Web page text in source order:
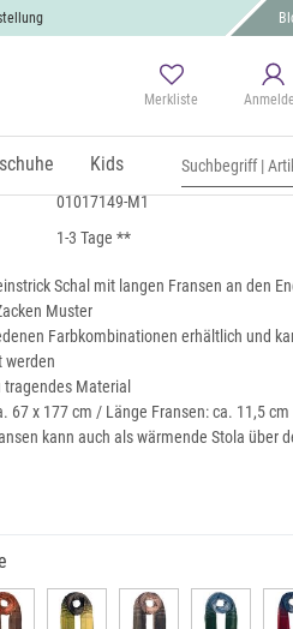
Merkliste
Kids
Zick-Zack gestreift
zzgl.Versand
01017149-M1
1-3 Tage **
Schal mit langen Fransen an den
Muster
Farbkombinationen erhältlich und
werden
Material
67 x 177 cm / Länge Fransen: ca. 11,5 cm
kann auch als wärmende Stola über